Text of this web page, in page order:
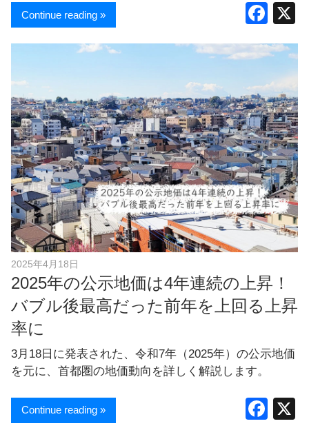
F
c
e
b
o
o
k
Continue reading »
2025年4月18日
2025年の公示地価は4年連続の上昇！
バブル後最高だった前年を上回る上昇
率に
3月18日に発表された、令和7年（2025年）の公示地価
を元に、首都圏の地価動向を詳しく解説します。
F
Continue reading »